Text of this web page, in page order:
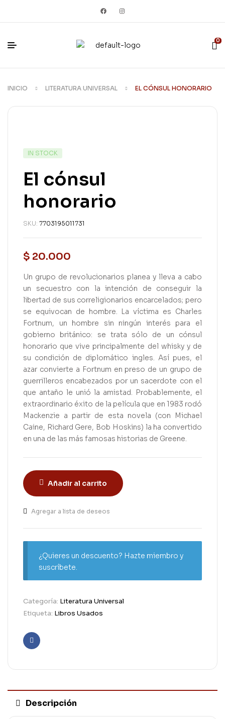
0
INICIO LITERATURA UNIVERSAL EL CÓNSUL HONORARIO
IN STOCK
El cónsul
honorario
SKU: 7703195011731
$ 20.000
Un grupo de revolucionarios planea y lleva a cabo
un secuestro con la intención de conseguir la
libertad de sus correligionarios encarcelados; pero
se equivocan de hombre. La víctima es Charles
Fortnum, un hombre sin ningún interés para el
gobierno británico: se trata sólo de un cónsul
honorario que vive principalmente del whisky y de
su condición de diplomático ingles. Así pues, el
azar convierte a Fortnum en preso de un grupo de
guerrilleros encabezados por un sacerdote con el
que antaño le unió la amistad. Probablemente, el
extraordinario éxito de la película que en 1983 rodó
Mackenzie a partir de esta novela (con Michael
Caine, Richard Gere, Bob Hoskins) la ha convertido
en una de las más famosas historias de Greene.
Añadir al carrito
Agregar a lista de deseos
¿Quieres un descuento? Hazte miembro y
suscríbete.
Categoría: Literatura Universal
Etiqueta: Libros Usados
Facebook
Descripción